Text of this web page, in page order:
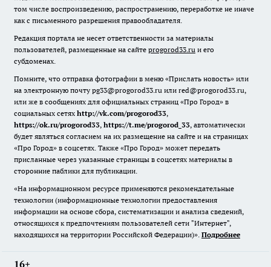
том числе воспроизведению, распространению, переработке не иначе
как с письменного разрешения правообладателя.
Редакция портала не несет ответственности за материалы
пользователей, размещенные на сайте progorod33.ru и его
субдоменах.
Помните, что отправка фотографии в меню «Прислать новость» или
на электронную почту pg33@progorod33.ru или red@progorod33.ru,
или же в сообщениях для официальных страниц «Про Город» в
социальных сетях http://vk.com/progorod33,
https://ok.ru/progorod33, https://t.me/progorod_33, автоматически
будет являться согласием на их размещение на сайте и на страницах
«Про Город» в соцсетях. Также «Про Город» может передать
присланные через указанные страницы в соцсетях материалы в
сторонние паблики для публикации.
«На информационном ресурсе применяются рекомендательные
технологии (информационные технологии предоставления
информации на основе сбора, систематизации и анализа сведений,
относящихся к предпочтениям пользователей сети "Интернет",
находящихся на территории Российской Федерации)». Подробнее
16+